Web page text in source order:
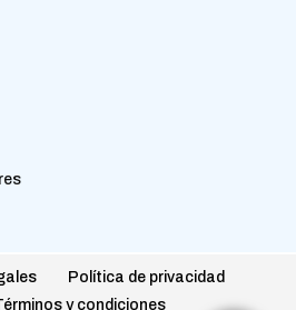
Política de privacidad
y condiciones